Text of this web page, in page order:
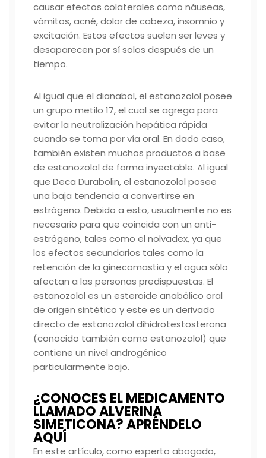
causar efectos colaterales como náuseas,
vómitos, acné, dolor de cabeza, insomnio y
excitación. Estos efectos suelen ser leves y
desaparecen por sí solos después de un
tiempo.
Al igual que el dianabol, el estanozolol posee
un grupo metilo 17, el cual se agrega para
evitar la neutralización hepática rápida
cuando se toma por vía oral. En dado caso,
también existen muchos productos a base
de estanozolol de forma inyectable. Al igual
que Deca Durabolin, el estanozolol posee
una baja tendencia a convertirse en
estrógeno. Debido a esto, usualmente no es
necesario para que coincida con un anti-
estrógeno, tales como el nolvadex, ya que
los efectos secundarios tales como la
retención de la ginecomastia y el agua sólo
afectan a las personas predispuestas. El
estanozolol es un esteroide anabólico oral
de origen sintético y este es un derivado
directo de estanozolol dihidrotestosterona
(conocido también como estanozolol) que
contiene un nivel androgénico
particularmente bajo.
¿CONOCES EL MEDICAMENTO
LLAMADO ALVERINA
SIMETICONA? APRÉNDELO
AQUÍ
En este artículo, como experto abogado,